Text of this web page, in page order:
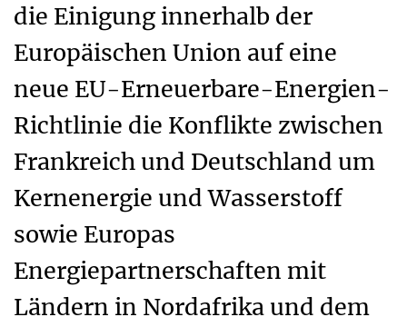
die Einigung innerhalb der
Europäischen Union auf eine
neue EU-Erneuerbare-Energien-
Richtlinie die Konflikte zwischen
Frankreich und Deutschland um
Kernenergie und Wasserstoff
sowie Europas
Energiepartnerschaften mit
Ländern in Nordafrika und dem